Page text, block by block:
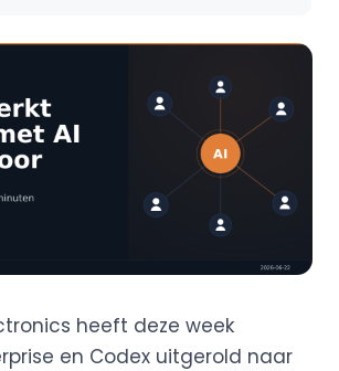
heeft deze week
en Codex uitgerold naar